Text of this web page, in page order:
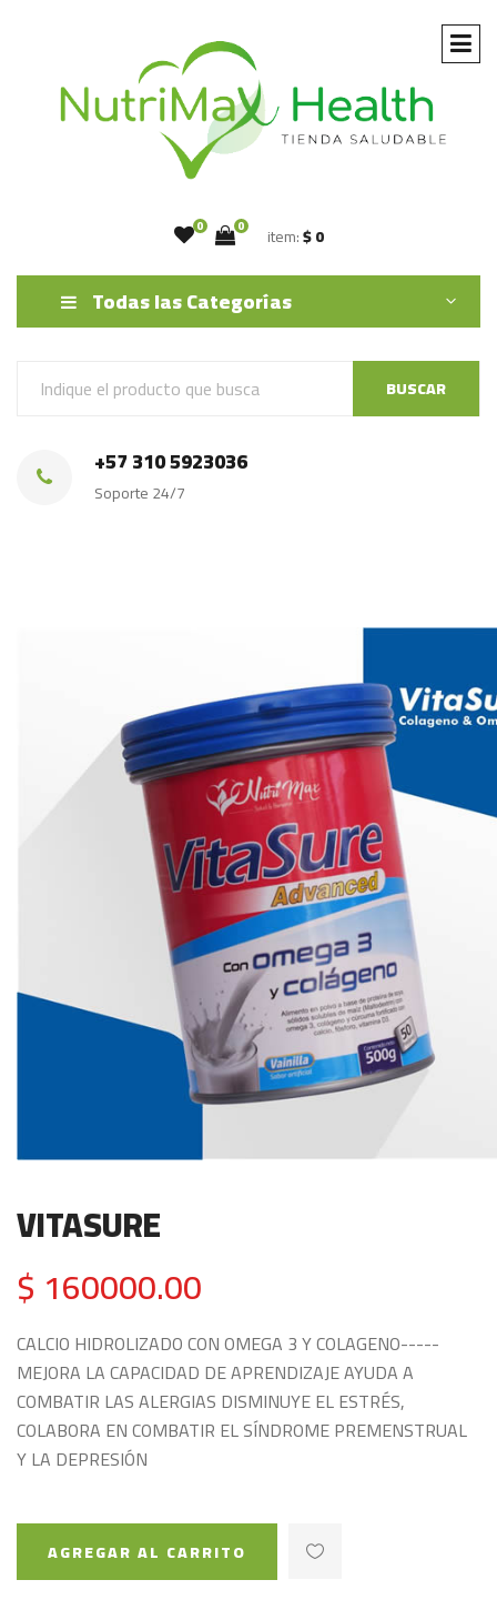
0 0 item:$ 0
Todas las Categorías
BUSCAR
+57 310 5923036
Soporte 24/7
VITASURE
$ 160000.00
CALCIO HIDROLIZADO CON OMEGA 3 Y COLAGENO-----
MEJORA LA CAPACIDAD DE APRENDIZAJE AYUDA A
COMBATIR LAS ALERGIAS DISMINUYE EL ESTRÉS,
COLABORA EN COMBATIR EL SÍNDROME PREMENSTRUAL
Y LA DEPRESIÓN
AGREGAR AL CARRITO